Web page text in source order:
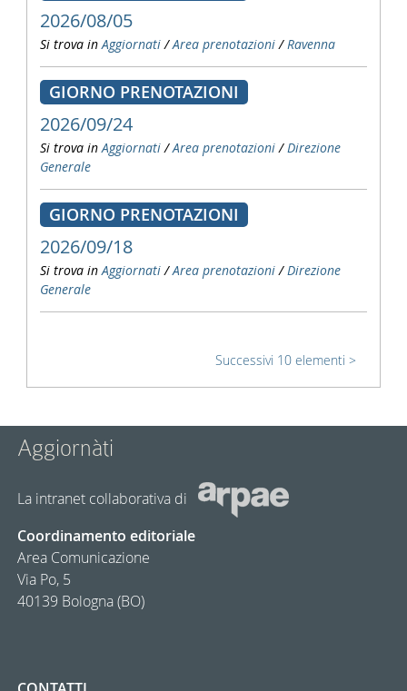
2026/08/05
Si trova in Aggiornati /Area prenotazioni /Ravenna
GIORNO PRENOTAZIONI
2026/09/24
Si trova in Aggiornati /Area prenotazioni /Direzione
Generale
GIORNO PRENOTAZIONI
2026/09/18
Si trova in Aggiornati /Area prenotazioni /Direzione
Generale
Successivi 10 elementi
Aggiornàti
La intranet collaborativa di
Coordinamento editoriale
Area Comunicazione
Via Po, 5
40139 Bologna (BO)